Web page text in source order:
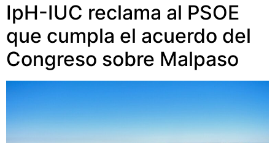
IpH-IUC reclama al PSOE
que cumpla el acuerdo del
Congreso sobre Malpaso